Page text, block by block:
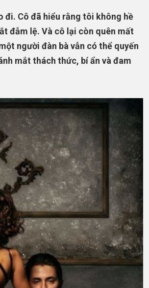
đi. Cô đã hiểu rằng tôi không hề
đẫm lệ. Và cô lại còn quên mất
người đàn bà vẫn có thể quyến
mắt thách thức, bí ẩn và đam